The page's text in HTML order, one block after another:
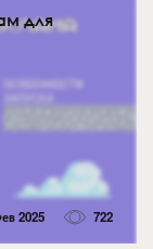
для
2025 722